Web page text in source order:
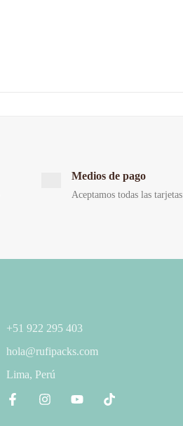
Medios de pago
Aceptamos todas las tarjetas
+51 922 295 403
hola@rufipacks.com
Lima, Perú